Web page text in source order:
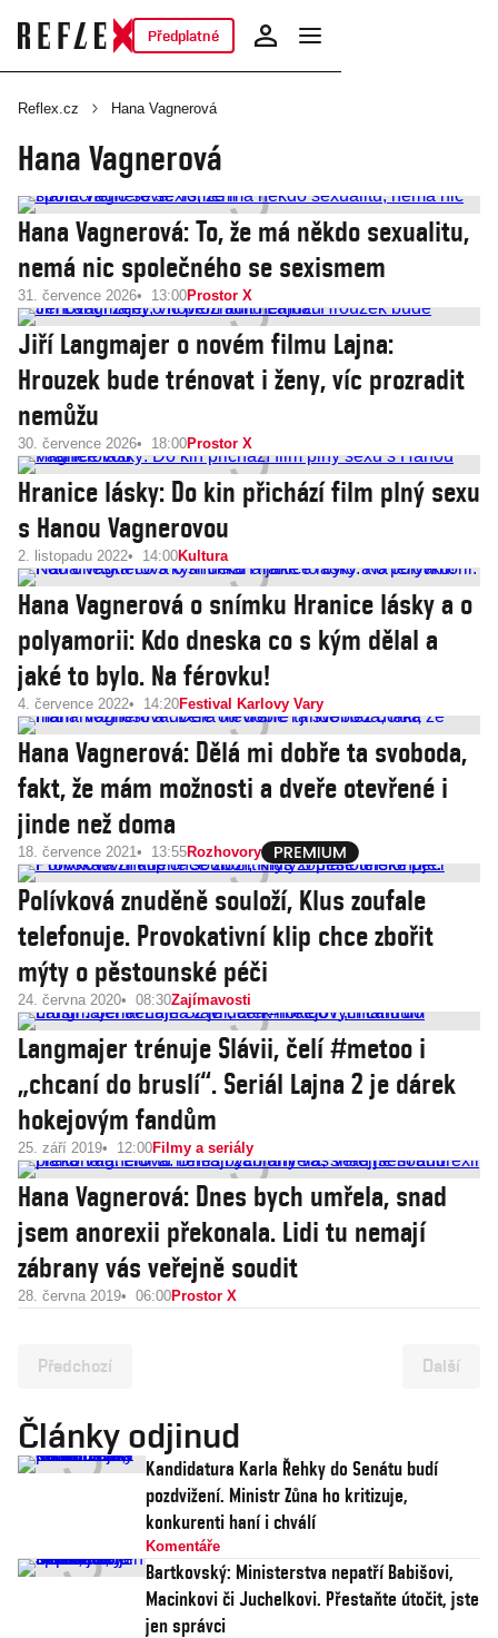
Předplatné
Reflex.cz Hana Vagnerová
Hana Vagnerová
Hana Vagnerová: To, že má někdo sexualitu,
nemá nic společného se sexismem
31. července 2026 13:00Prostor X
Jiří Langmajer o novém filmu Lajna:
Hrouzek bude trénovat i ženy, víc prozradit
nemůžu
30. července 2026 18:00Prostor X
Hranice lásky: Do kin přichází film plný sexu
s Hanou Vagnerovou
2. listopadu 2022 14:00Kultura
Hana Vagnerová o snímku Hranice lásky a o
polyamorii: Kdo dneska co s kým dělal a
jaké to bylo. Na férovku!
4. července 2022 14:20Festival Karlovy Vary
Hana Vagnerová: Dělá mi dobře ta svoboda,
fakt, že mám možnosti a dveře otevřené i
jinde než doma
18. července 2021 13:55Rozhovory
Polívková znuděně souloží, Klus zoufale
telefonuje. Provokativní klip chce zbořit
mýty o pěstounské péči
24. června 2020 08:30Zajímavosti
Langmajer trénuje Slávii, čelí #metoo i
„chcaní do bruslí“. Seriál Lajna 2 je dárek
hokejovým fandům
25. září 2019 12:00Filmy a seriály
Hana Vagnerová: Dnes bych umřela, snad
jsem anorexii překonala. Lidi tu nemají
zábrany vás veřejně soudit
28. června 2019 06:00Prostor X
Předchozí Další
Články odjinud
Kandidatura Karla Řehky do Senátu budí
pozdvižení. Ministr Zůna ho kritizuje,
konkurenti haní i chválí
Komentáře
Bartkovský: Ministerstva nepatří Babišovi,
Macinkovi či Juchelkovi. Přestaňte útočit, jste
jen správci